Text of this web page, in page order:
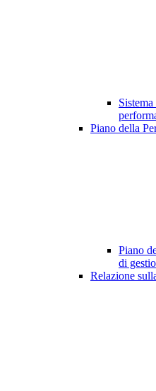
Piano della
Piano
di
Relazione